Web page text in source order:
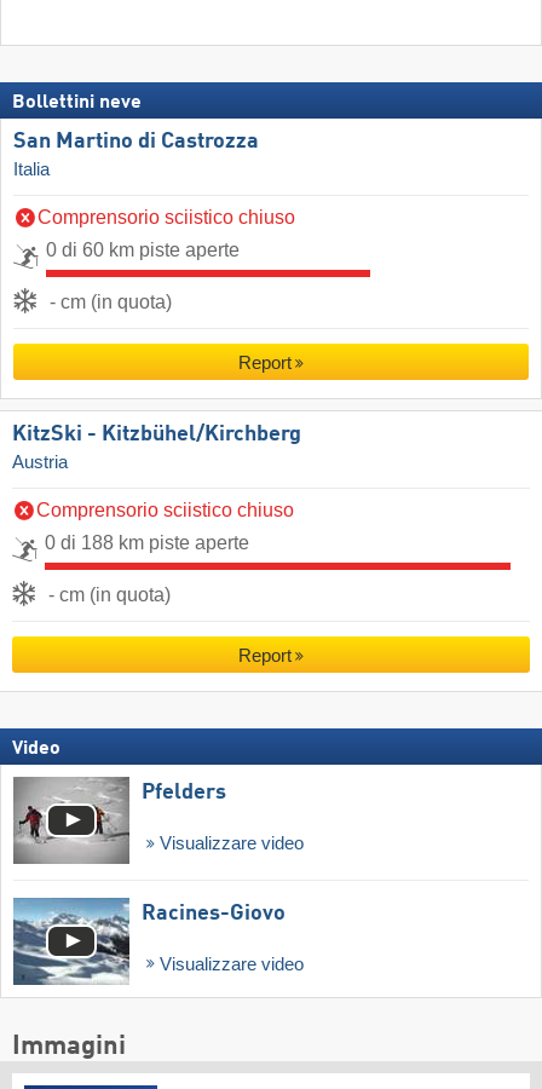
Bollettini neve
San Martino di Castrozza
Italia
Comprensorio sciistico chiuso
0 di 60 km piste aperte
- cm (in quota)
Report
KitzSki - Kitzbühel/​Kirchberg
Austria
Comprensorio sciistico chiuso
0 di 188 km piste aperte
- cm (in quota)
Report
Video
Pfelders
Visualizzare video
Racines-Giovo
Visualizzare video
Immagini